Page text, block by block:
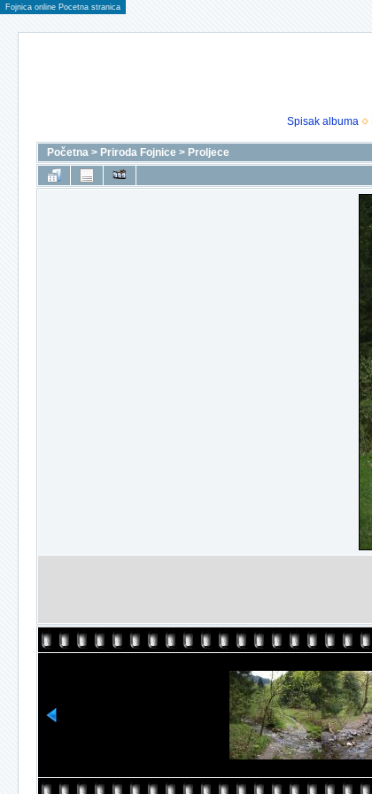
Fojnica online Pocetna stranica
Spisak albuma
Početna > Priroda Fojnice > Proljece